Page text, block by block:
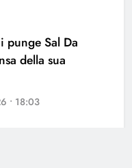
punge Sal Da
della sua
• 18:03